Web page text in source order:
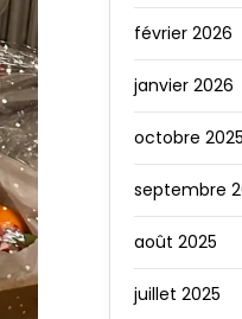
février 2026
janvier 2026
octobre 2025
septembre
août 2025
juillet 2025